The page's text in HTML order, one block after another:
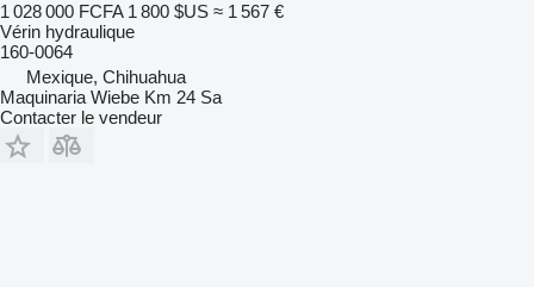
1 028 000 FCFA 1 800 $US ≈ 1 567 €
Vérin hydraulique
160-0064
Mexique, Chihuahua
Maquinaria Wiebe Km 24 Sa
Contacter le vendeur